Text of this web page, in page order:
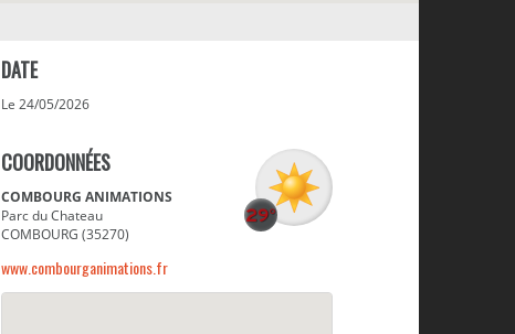
DATE
Le 24/05/2026
COORDONNÉES
COMBOURG ANIMATIONS
Parc du Chateau
COMBOURG (35270)
www.combourganimations.fr